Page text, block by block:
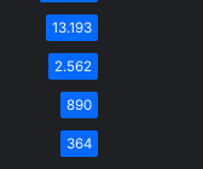
13.193
2.562
890
364